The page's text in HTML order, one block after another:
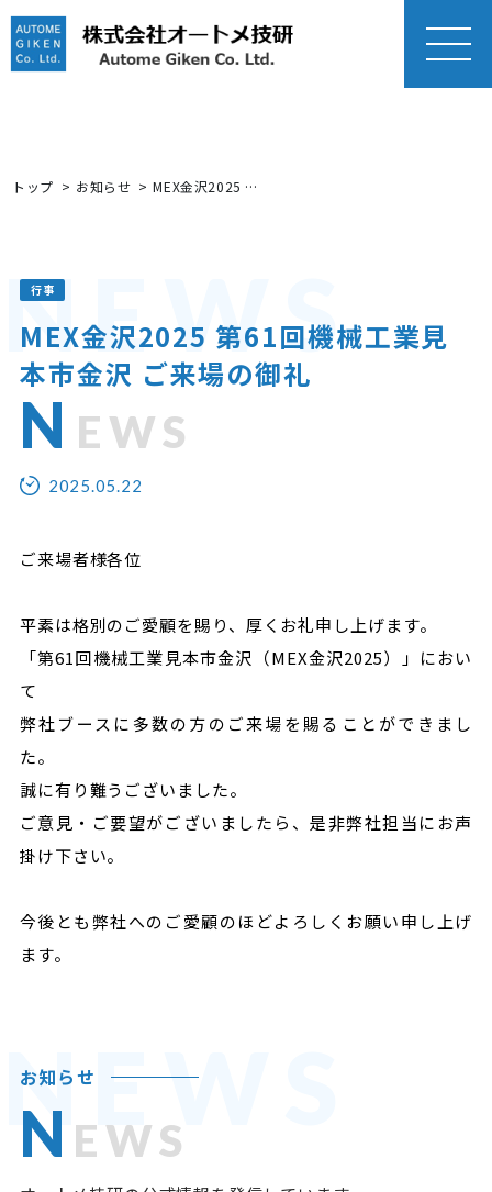
MEN
U
トップ お知らせ MEX金沢2025 第61回機械工業見本市金沢 ご来場の御礼
行事
NEWS
MEX金沢2025 第61回機械工業見
本市金沢 ご来場の御礼
N EWS
2025.05.22
ご来場者様各位
平素は格別のご愛顧を賜り、厚くお礼申し上げます。
「第61回機械工業見本市金沢（MEX金沢2025）」におい
て
弊社ブースに多数の方のご来場を賜ることができまし
た。
誠に有り難うございました。
ご意見・ご要望がございましたら、是非弊社担当にお声
掛け下さい。
今後とも弊社へのご愛顧のほどよろしくお願い申し上げ
ます。
NEWS
お知らせ
N EWS